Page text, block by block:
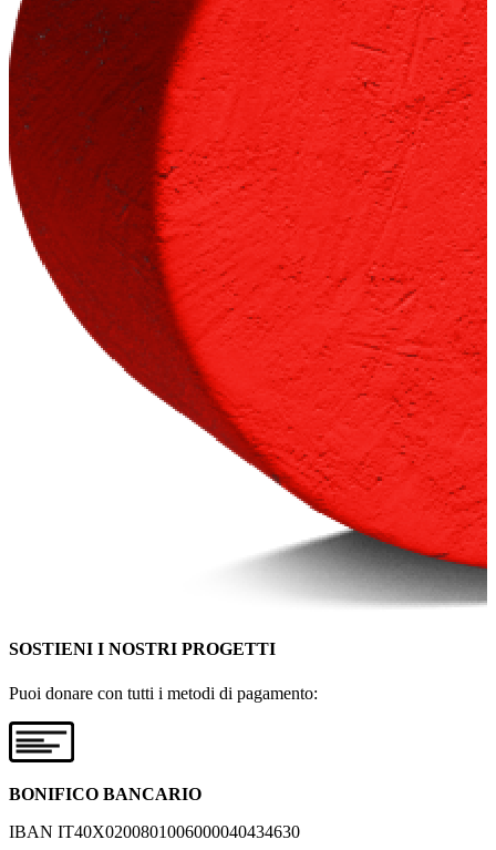
SOSTIENI I NOSTRI PROGETTI
Puoi donare con tutti i metodi di pagamento:
BONIFICO BANCARIO
IBAN IT40X0200801006000040434630